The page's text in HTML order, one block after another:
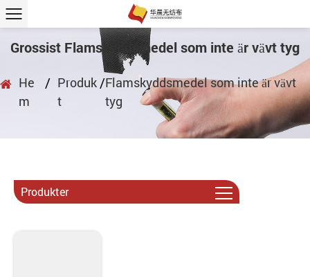
Grossist Flamskyddsmedel som inte är vävt tyg
He
m
/ Produk
t
/Flamskyddsmedel som inte är vävt
tyg
Produkter